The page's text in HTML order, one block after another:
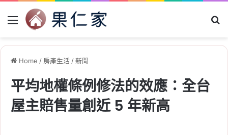
Menu
Home / 房產生活/新聞
平均地權條例修法的效應：全台
屋主賠售量創近 5 年新高